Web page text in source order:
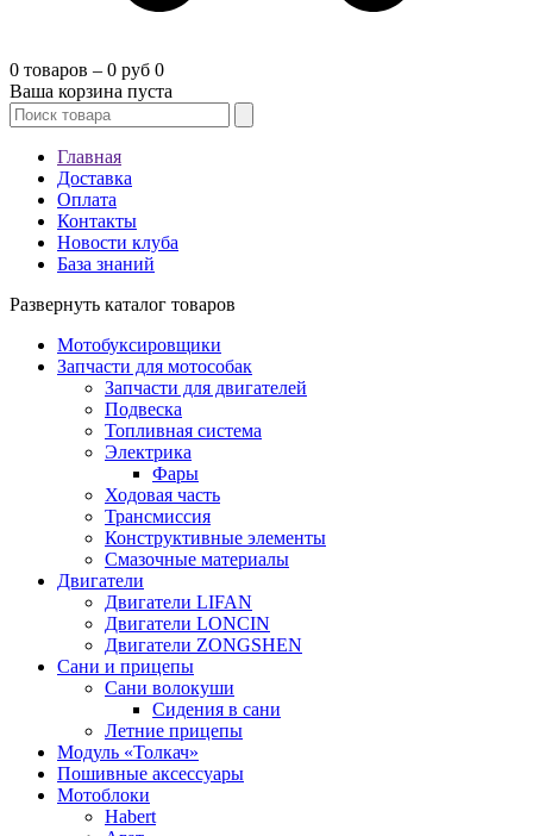
0 товаров – 0 руб 0
Ваша корзина пуста
Главная
Доставка
Оплата
Контакты
Новости клуба
База знаний
Развернуть каталог товаров
Мотобуксировщики
Запчасти для мотособак
Запчасти для двигателей
Подвеска
Топливная система
Электрика
Фары
Ходовая часть
Трансмиссия
Конструктивные элементы
Смазочные материалы
Двигатели
Двигатели LIFAN
Двигатели LONCIN
Двигатели ZONGSHEN
Сани и прицепы
Сани волокуши
Сидения в сани
Летние прицепы
Модуль «Толкач»
Пошивные аксессуары
Мотоблоки
Habert